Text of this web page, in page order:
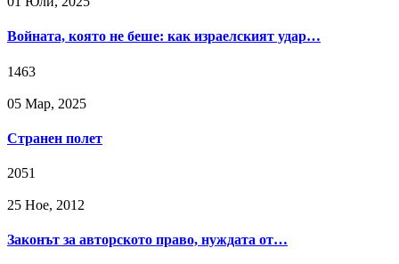
Войната, която не беше: как израелският удар…
1463
05 Мар, 2025
Странен полет
2051
25 Ное, 2012
Законът за авторското право, нуждата от…